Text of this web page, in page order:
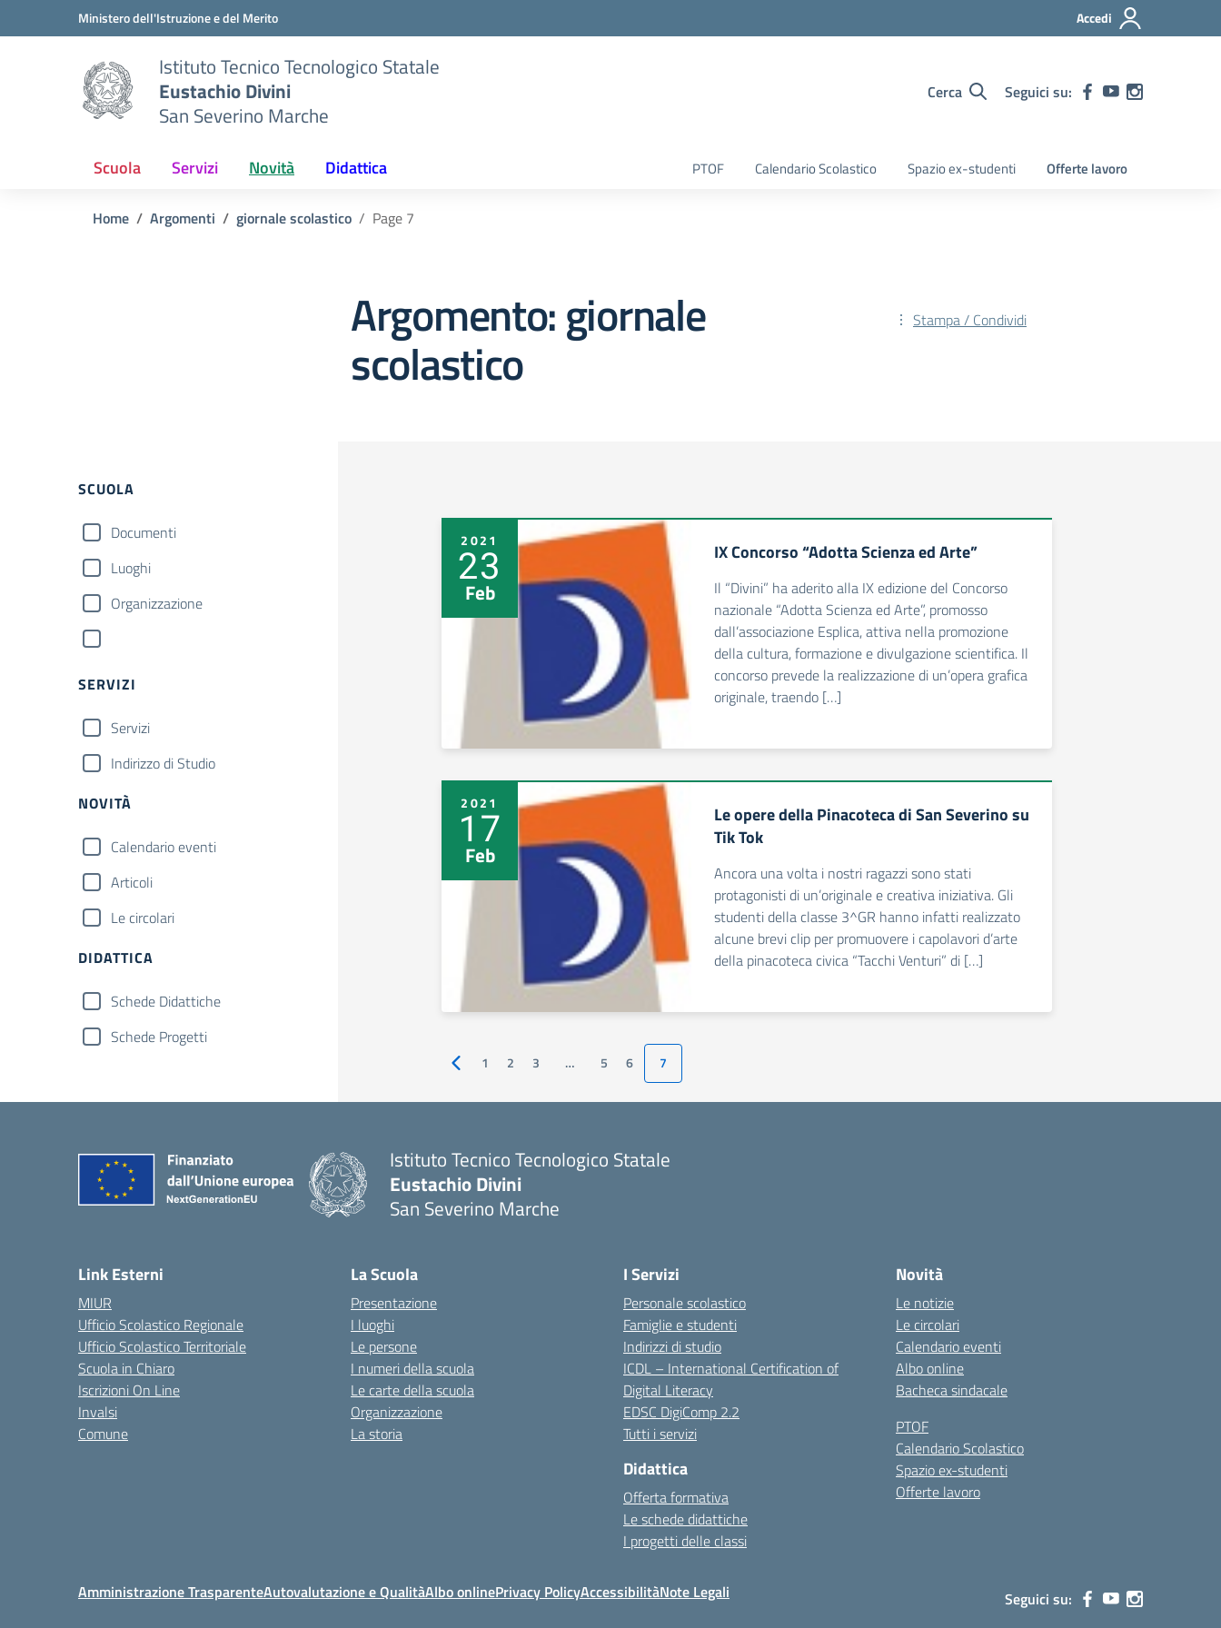
Vai ai contenuti
Vai al menu di navigazioneMinistero dell'Istruzione e del Merito Accedi
Istituto Tecnico Tecnologico Statale
Eustachio Divini
San Severino Marche
Cerca Seguici su:
Scuola Servizi Novità Didattica PTOF Calendario Scolastico Spazio ex-studenti Offerte lavoro
Home Argomenti giornale scolastico Page 7
Argomento: giornale
scolastico
Stampa / Condividi
SCUOLA
Documenti
Luoghi
Organizzazione
SERVIZI
Servizi
Indirizzo di Studio
NOVITÀ
Calendario eventi
Articoli
Le circolari
DIDATTICA
Schede Didattiche
Schede Progetti
2021
23
Feb
IX Concorso “Adotta Scienza ed Arte”
Il “Divini” ha aderito alla IX edizione del Concorso
nazionale “Adotta Scienza ed Arte”, promosso
dall’associazione Esplica, attiva nella promozione
della cultura, formazione e divulgazione scientifica. Il
concorso prevede la realizzazione di un’opera grafica
originale, traendo […]
2021
17
Feb
Le opere della Pinacoteca di San Severino su
Tik Tok
Ancora una volta i nostri ragazzi sono stati
protagonisti di un’originale e creativa iniziativa. Gli
studenti della classe 3^GR hanno infatti realizzato
alcune brevi clip per promuovere i capolavori d’arte
della pinacoteca civica “Tacchi Venturi” di […]
Pagina precedente
1 2 3 … 5 6 7
Istituto Tecnico Tecnologico Statale
Eustachio Divini
San Severino Marche
Link Esterni
MIUR
Ufficio Scolastico Regionale
Ufficio Scolastico Territoriale
Scuola in Chiaro
Iscrizioni On Line
Invalsi
Comune
La Scuola
Presentazione
I luoghi
Le persone
I numeri della scuola
Le carte della scuola
Organizzazione
La storia
I Servizi
Personale scolastico
Famiglie e studenti
Indirizzi di studio
ICDL – International Certification of
Digital Literacy
EDSC DigiComp 2.2
Tutti i servizi
Didattica
Offerta formativa
Le schede didattiche
I progetti delle classi
Novità
Le notizie
Le circolari
Calendario eventi
Albo online
Bacheca sindacale
PTOF
Calendario Scolastico
Spazio ex-studenti
Offerte lavoro
Amministrazione TrasparenteAutovalutazione e QualitàAlbo onlinePrivacy PolicyAccessibilitàNote Legali Seguici su: